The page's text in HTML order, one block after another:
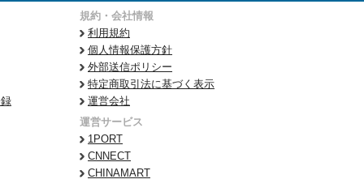
規約・会社情報
利用規約
個人情報保護方針
外部送信ポリシー
特定商取引法に基づく表示
運営会社
運営サービス
1PORT
CNNECT
CHINAMART